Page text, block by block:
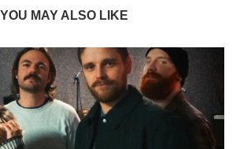
YOU MAY ALSO LIKE